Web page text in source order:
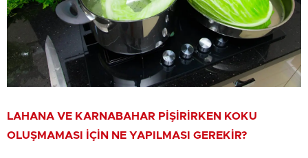
LAHANA VE KARNABAHAR PİŞİRİRKEN KOKU
OLUŞMAMASI İÇİN NE YAPILMASI GEREKİR?